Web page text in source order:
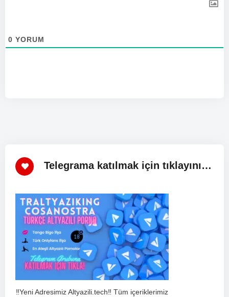
0 YORUM
Telegrama katılmak için tıklayınız!
‼️Yeni Adresimiz Altyazili.tech‼️ Tüm içeriklerimiz